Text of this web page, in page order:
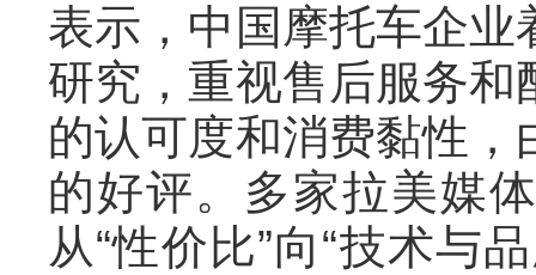
表示，中国摩托车企
研究，重视售后服务
的认可度和消费黏性
的好评。多家拉美媒
从“性价比”向“技术与